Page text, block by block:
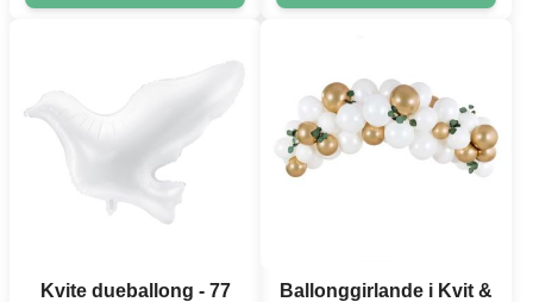
Kvite dueballong - 77
Ballonggirlande i Kvit &